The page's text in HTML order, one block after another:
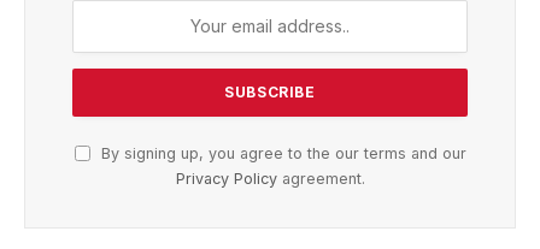
By signing up, you agree to the our terms and our
Privacy Policyagreement.